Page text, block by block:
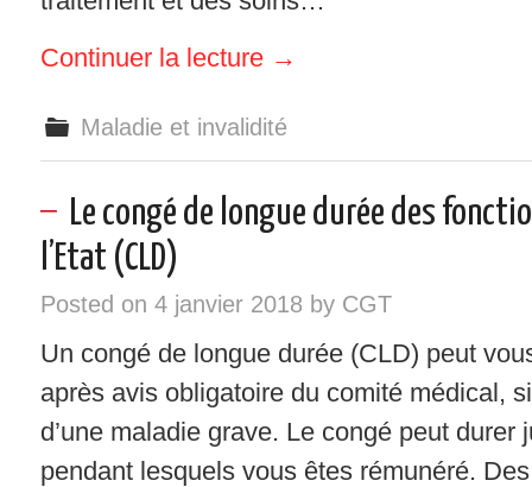
Continuer la lecture →
Maladie et invalidité
Le congé de longue durée des
l’Etat (CLD)
Posted on 4 janvier 2018 by CGT
Un congé de longue durée (CLD) peut
après avis obligatoire du comité médical,
d’une maladie grave. Le congé peut durer
pendant lesquels vous êtes rémunéré.